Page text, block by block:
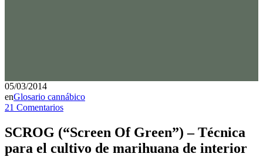
05/03/2014
enGlosario cannábico
21 Comentarios
SCROG (“Screen Of Green”) – Técnica
para el cultivo de marihuana de interior